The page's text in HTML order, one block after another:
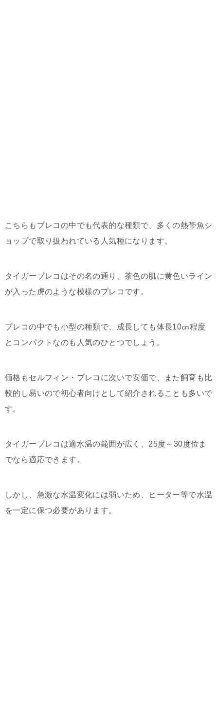
こちらもプレコの中でも代表的な種類で、多くの熱帯魚シ
ョップで取り扱われている人気種になります。
タイガープレコはその名の通り、茶色の肌に黄色いライン
が入った虎のような模様のプレコです。
プレコの中でも小型の種類で、成長しても体長10㎝程度
とコンパクトなのも人気のひとつでしょう。
価格もセルフィン・プレコに次いで安価で、また飼育も比
較的し易いので初心者向けとして紹介されることも多いで
す。
タイガープレコは適水温の範囲が広く、25度～30度位ま
でなら適応できます。
しかし、急激な水温変化には弱いため、ヒーター等で水温
を一定に保つ必要があります。